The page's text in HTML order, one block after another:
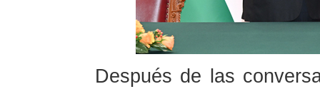
Después de las